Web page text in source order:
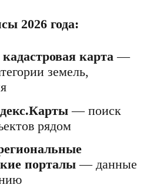
2026 года:
карта —
земель,
— поиск
рядом
порталы — данные